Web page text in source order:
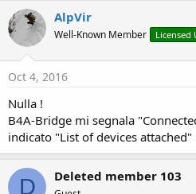
AlpVir
Well-Known Member Licensed
Oct 4, 2016
Nulla !
B4A-Bridge mi segnala
indicato "List of devices
D Deleted member 103